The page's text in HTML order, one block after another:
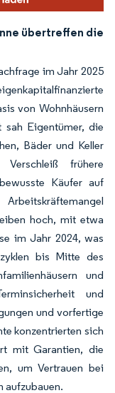
übertreffen die
im Jahr 2025
von Wohnhäusern
sah Eigentümer, die
Bäder und Keller
frühere
Käufer auf
hoch, mit etwa
im Jahr 2024, was
bis Mitte des
und
und
und vorfertige
konzentrierten sich
mit Garantien, die
um Vertrauen bei
aufzubauen.